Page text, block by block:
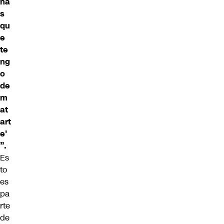
s
qu
e
te
ng
o
de
m
at
art
e'
”.
Es
to
es
pa
rte
de